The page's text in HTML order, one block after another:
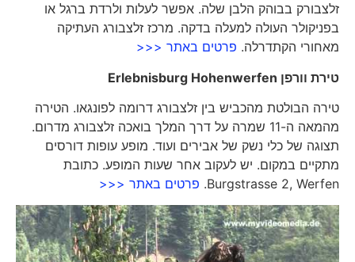
זלצבורק בבוהק הלבן שלה. אפשר לעלות ולרדת ברגל או
בפניקולר העולה למעלה בדקה. מרכז זלצבורג העתיקה
מאחורי הקתדרלה.פרטים באתר <<<
טירת וורפןErlebnisburg Hohenwerfen
טירה הבולטת מהכביש בין זלצבורג דרומה לפונגאו. הטירה
מהמאה ה-11 שמרה על דרך המלך בואכה זלצבורג מדרום.
תצוגה של כלי נשק של אבירים ועוד. מופע עופות דורסים
מתקיים במקום. יש לעקוב אחר שעות המופע. כתובת
Burgstrasse 2, Werfen. פרטים באתר <<<